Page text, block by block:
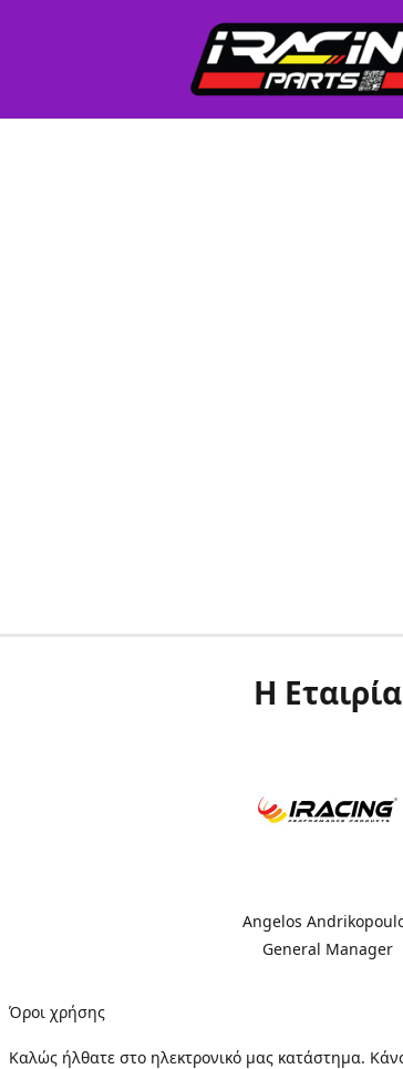
Η Εταιρία
Angelos
General Manager
Όροι χρήσης
Καλώς ήλθατε στo ηλεκτρονικό μας κατάστημα.